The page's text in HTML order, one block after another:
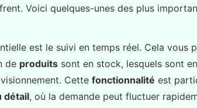
Voici quelques-unes des plus
est le suivi en temps réel. Cela vous
de produits sont en stock, lesquels sont
Cette fonctionnalité est
détail, où la demande peut fluctuer